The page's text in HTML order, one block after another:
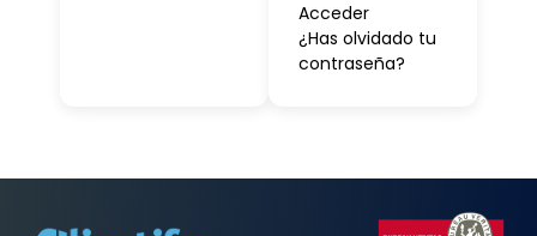
Acceder
¿Has olvidado tu
contraseña?